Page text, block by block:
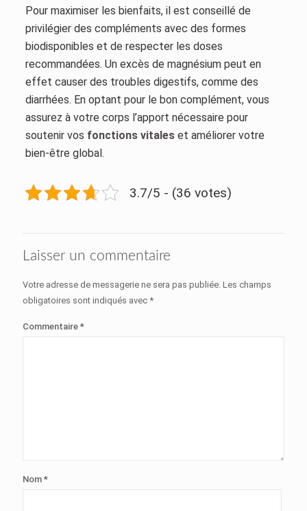
Pour maximiser les bienfaits, il est conseillé de
privilégier des compléments avec des formes
biodisponibles et de respecter les doses
recommandées. Un excès de magnésium peut en
effet causer des troubles digestifs, comme des
diarrhées. En optant pour le bon complément, vous
assurez à votre corps l’apport nécessaire pour
soutenir vos fonctions vitaleset améliorer votre
bien-être global.
3.7/5 - (36 votes)
Laisser un commentaire
Votre adresse de messagerie ne sera pas publiée. Les champs
obligatoires sont indiqués avec *
Commentaire *
Nom *